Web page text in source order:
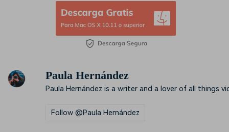
Paula Hernández
Paula Hernández is a writer and a lover of all things
Follow @Paula Hernández